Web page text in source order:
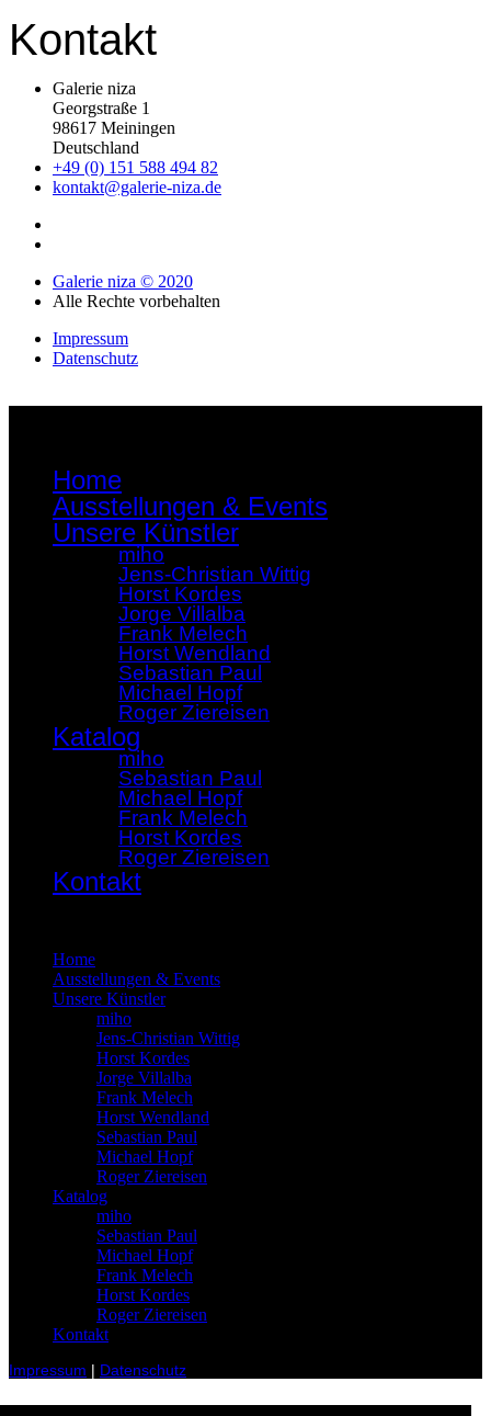
Kontakt
Galerie niza
Georgstraße 1
98617 Meiningen
Deutschland
+49 (0) 151 588 494 82
kontakt@galerie-niza.de
Galerie niza © 2020
Alle Rechte vorbehalten
Impressum
Datenschutz
Home
Ausstellungen & Events
Unsere Künstler
miho
Jens-Christian Wittig
Horst Kordes
Jorge Villalba
Frank Melech
Horst Wendland
Sebastian Paul
Michael Hopf
Roger Ziereisen
Katalog
miho
Sebastian Paul
Michael Hopf
Frank Melech
Horst Kordes
Roger Ziereisen
Kontakt
Home
Ausstellungen & Events
Unsere Künstler
miho
Jens-Christian Wittig
Horst Kordes
Jorge Villalba
Frank Melech
Horst Wendland
Sebastian Paul
Michael Hopf
Roger Ziereisen
Katalog
miho
Sebastian Paul
Michael Hopf
Frank Melech
Horst Kordes
Roger Ziereisen
Kontakt
Impressum Datenschutz